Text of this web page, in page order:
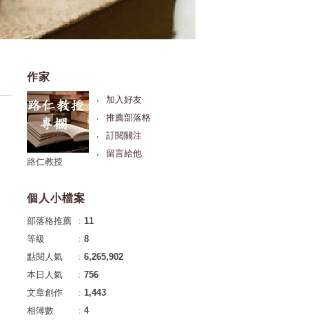
作家
加入好友
推薦部落格
訂閱關注
留言給他
路仁教授
個人小檔案
部落格推薦 ： 11
等級
： 8
點閱人氣
： 6,265,902
本日人氣
： 756
文章創作
： 1,443
相簿數
： 4